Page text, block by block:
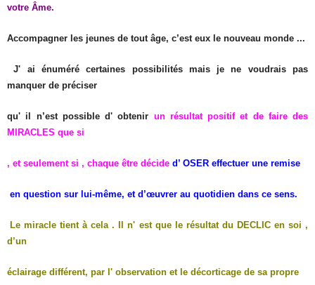
votre Âme.
Accompagner les jeunes de tout âge, c’est eux le nouveau monde ...
J' ai énuméré certaines possibilités mais je ne voudrais pas
manquer de préciser
qu' il n’est possible d' obtenir un résultat positif et de faire des
MIRACLES que si
, et seulement si , chaque être décide d’ OSER effectuer une remise
en question sur lui-même, et d’œuvrer au quotidien dans ce sens.
Le miracle tient à cela . Il n' est que le résultat du DECLIC en soi ,
d’un
éclairage différent, par l' observation et le décorticage de sa propre